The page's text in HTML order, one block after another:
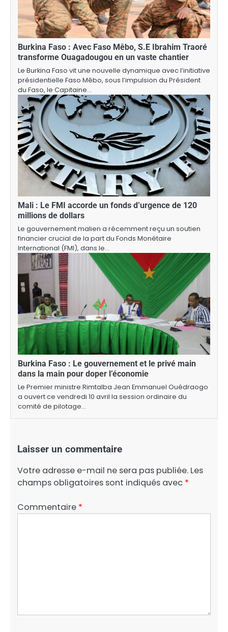
Burkina Faso : Avec Faso Mêbo, S.E Ibrahim Traoré
transforme Ouagadougou en un vaste chantier
Le Burkina Faso vit une nouvelle dynamique avec l’initiative
présidentielle Faso Mêbo, sous l’impulsion du Président
du Faso, le Capitaine…
Mali : Le FMI accorde un fonds d’urgence de 120
millions de dollars
Le gouvernement malien a récemment reçu un soutien
financier crucial de la part du Fonds Monétaire
International (FMI), dans le…
Burkina Faso : Le gouvernement et le privé main
dans la main pour doper l’économie
Le Premier ministre Rimtalba Jean Emmanuel Ouédraogo
a ouvert ce vendredi 10 avril la session ordinaire du
comité de pilotage…
Laisser un commentaire
Votre adresse e-mail ne sera pas publiée. Les
champs obligatoires sont indiqués avec *
Commentaire *